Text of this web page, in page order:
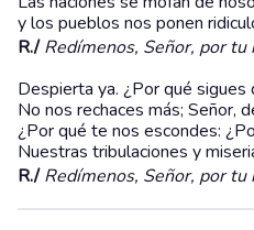
y los pueblos nos ponen
R./ Redímenos, Señor, por tu
Despierta ya. ¿Por qué sigues
No nos rechaces más; Señor,
¿Por qué te nos escondes:
Nuestras tribulaciones y
R./ Redímenos, Señor, por tu